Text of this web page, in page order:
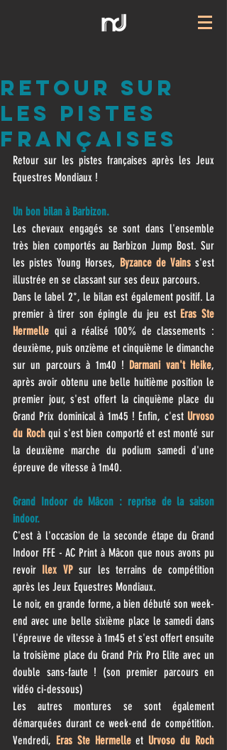
Retour sur
les pistes
françaises
Retour sur les pistes françaises après les Jeux
Equestres Mondiaux !
Un bon bilan à Barbizon.
Les chevaux engagés se sont dans l'ensemble
très bien comportés au Barbizon Jump Bost. Sur
les pistes Young Horses, Byzance de Vains s'est
illustrée en se classant sur ses deux parcours.
Dans le label 2*, le bilan est également positif. La
premier à tirer son épingle du jeu est Eras Ste
Hermelle qui a réalisé 100% de classements :
deuxième, puis onzième et cinquième le dimanche
sur un parcours à 1m40 ! Darmani van't Heike,
après avoir obtenu une belle huitième position le
premier jour, s'est offert la cinquième place du
Grand Prix dominical à 1m45 ! Enfin, c'est Urvoso
du Roch qui s'est bien comporté et est monté sur
la deuxième marche du podium samedi d'une
épreuve de vitesse à 1m40.
Grand Indoor de Mâcon : reprise de la saison
indoor.
C'est à l'occasion de la seconde étape du Grand
Indoor FFE - AC Print à Mâcon que nous avons pu
revoir Ilex VP sur les terrains de compétition
après les Jeux Equestres Mondiaux.
Le noir, en grande forme, a bien débuté son week-
end avec une belle sixième place le samedi dans
l'épreuve de vitesse à 1m45 et s'est offert ensuite
la troisième place du Grand Prix Pro Elite avec un
double sans-faute ! (son premier parcours en
vidéo ci-dessous)
Les autres montures se sont également
démarquées durant ce week-end de compétition.
Vendredi, Eras Ste Hermelle et